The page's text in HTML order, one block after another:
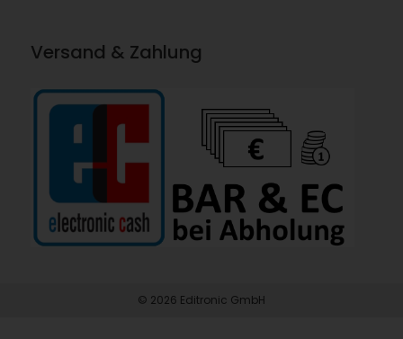
Versand & Zahlung
© 2026 Editronic GmbH